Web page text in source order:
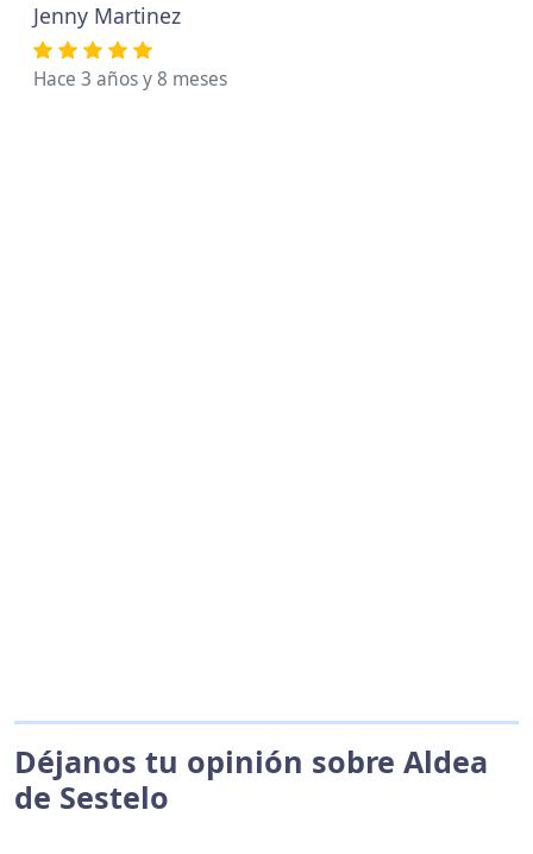
Jenny Martinez
Hace 3 años y 8 meses
Déjanos tu opinión sobre Aldea
de Sestelo